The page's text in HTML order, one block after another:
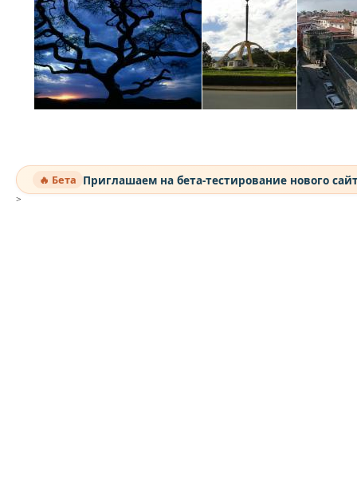
🔥 Бета Приглашаем на бета-тестирование нового
>